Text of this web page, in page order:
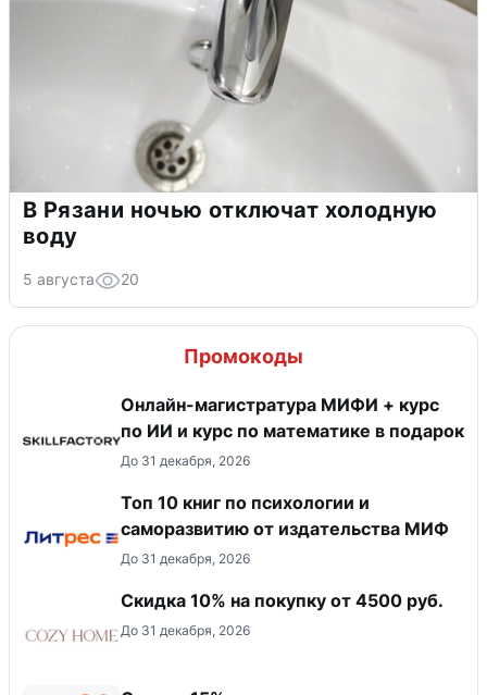
В Рязани ночью отключат холодную
воду
5 августа 20
Промокоды
Онлайн-магистратура МИФИ + курс
по ИИ и курс по математике в подарок
До 31 декабря, 2026
Топ 10 книг по психологии и
саморазвитию от издательства МИФ
До 31 декабря, 2026
Скидка 10% на покупку от 4500 руб.
До 31 декабря, 2026